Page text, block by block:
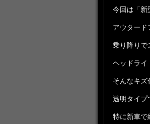
今回は「新
アウタード
乗り降りで
ヘッドライ
そんなキズ
透明タイプ
特に新車で